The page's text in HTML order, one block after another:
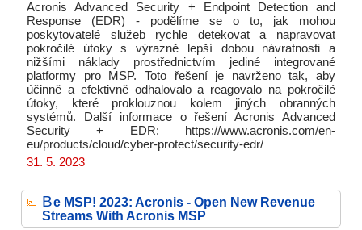
Acronis Advanced Security + Endpoint Detection and
Response (EDR) - podělíme se o to, jak mohou
poskytovatelé služeb rychle detekovat a napravovat
pokročilé útoky s výrazně lepší dobou návratnosti a
nižšími náklady prostřednictvím jediné integrované
platformy pro MSP. Toto řešení je navrženo tak, aby
účinně a efektivně odhalovalo a reagovalo na pokročilé
útoky, které proklouznou kolem jiných obranných
systémů. Další informace o řešení Acronis Advanced
Security + EDR: https://www.acronis.com/en-
eu/products/cloud/cyber-protect/security-edr/
31. 5. 2023
Be MSP! 2023: Acronis - Open New Revenue
Streams With Acronis MSP